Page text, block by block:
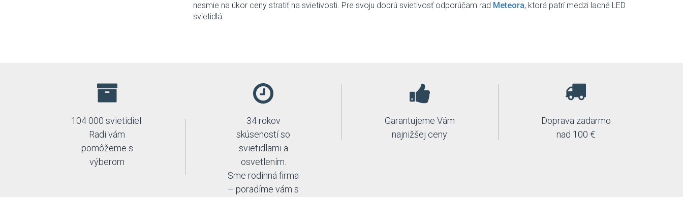
nesmie na úkor ceny stratiť na svietivosti. Pre svoju dobrú svietivosť odporúčam rad Meteora, ktorá patrí medzi lacné LED
svietidlá.
104 000 svietidiel.
Radi vám
pomôžeme s
výberom
34 rokov
skúseností so
svietidlami a
osvetlením.
Sme rodinná firma
– poradíme vám s
Garantujeme Vám
najnižšej ceny
Doprava zadarmo
nad 100 €